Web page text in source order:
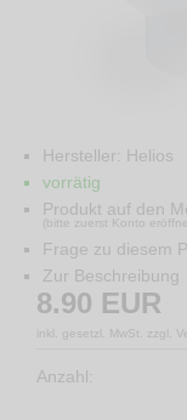
Hersteller: Helios
vorrätig
Produkt auf den
(bitte zuerst Konto
Frage zu diesem
Zur Beschreibung
8.90 EUR
inkl. gesetzl. MwSt. zzgl.
Anzahl: